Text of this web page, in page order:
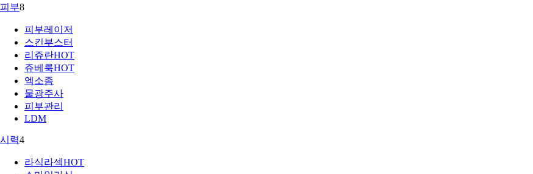
피부8
피부레이저
스킨부스터
리쥬란HOT
쥬베룩HOT
엑소좀
물광주사
피부관리
LDM
시력4
라식라섹HOT